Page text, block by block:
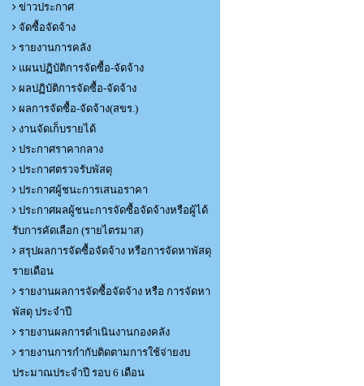
ข่าวประกาศ
จัดซื้อจัดจ้าง
รายงานการคลัง
แผนปฏิบัติการจัดซื้อ-จัดจ้าง
ผลปฏิบัติการจัดซื้อ-จัดจ้าง
ผลการจัดซื้อ-จัดจ้าง(สขร.)
งานจัดเก็บรายได้
ประกาศราคากลาง
ประกาศตรวจรับพัสดุ
ประกาศผู้ชนะการเสนอราคา
ประกาศผลผู้ชนะการจัดซื้อจัดจ้างหรือผู้ได้
รับการคัดเลือก (รายไตรมาส)
สรุปผลการจัดซื้อจัดจ้าง หรือการจัดหาพัสดุ
รายเดือน
รายงานผลการจัดซื้อจัดจ้าง หรือ การจัดหา
พัสดุ ประจำปี
รายงานผลการดำเนินงานกองคลัง
รายงานการกำกับติดตามการใช้จ่ายงบ
ประมาณประจำปี รอบ 6 เดือน